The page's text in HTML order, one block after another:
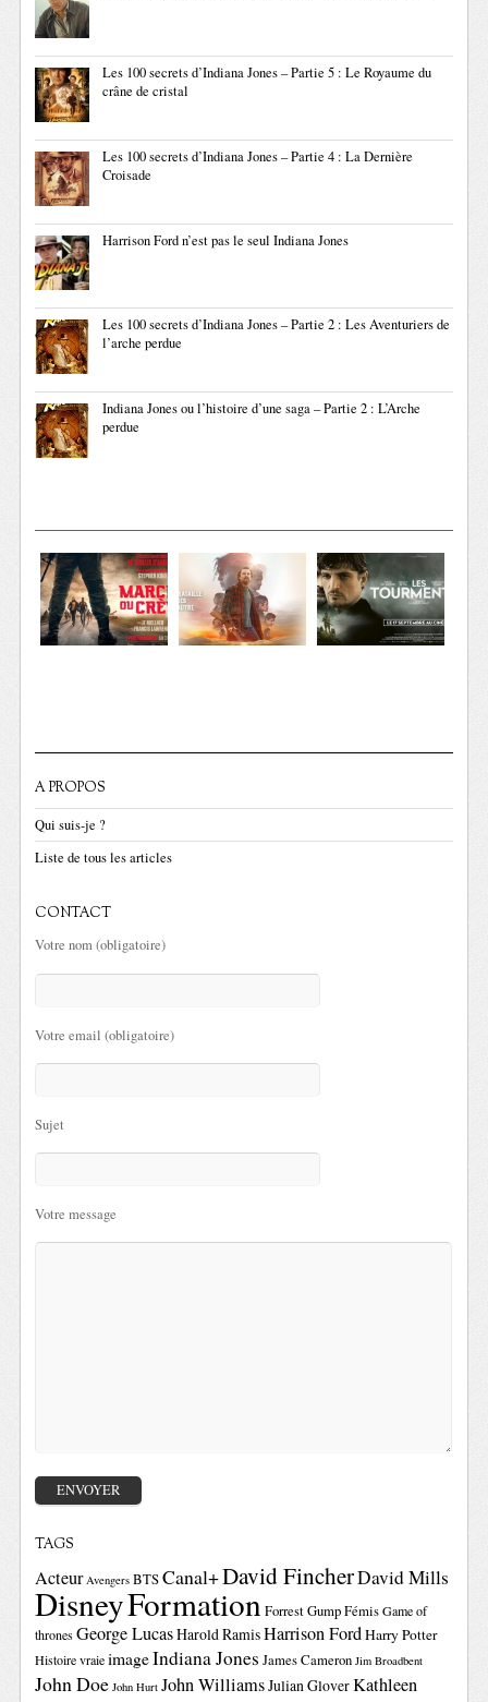
Les 100 secrets d’Indiana Jones – Partie 5 : Le Royaume du
crâne de cristal
Les 100 secrets d’Indiana Jones – Partie 4 : La Dernière
Croisade
Harrison Ford n’est pas le seul Indiana Jones
Les 100 secrets d’Indiana Jones – Partie 2 : Les Aventuriers de
l’arche perdue
Indiana Jones ou l’histoire d’une saga – Partie 2 : L’Arche
perdue
A PROPOS
Qui suis-je ?
Liste de tous les articles
CONTACT
Votre nom (obligatoire)
Votre email (obligatoire)
Sujet
Votre message
TAGS
Acteur Avengers BTSCanal+David FincherDavid Mills
DisneyFormationForrest GumpFémis Game of
thrones George LucasHarold RamisHarrison FordHarry Potter
Histoire vraie imageIndiana Jones James Cameron Jim Broadbent
John Doe John Hurt John WilliamsJulian GloverKathleen